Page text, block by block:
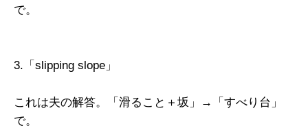
で。
3.「slipping slope」
これは夫の解答。「滑ること＋坂」→「すべり台」
で。